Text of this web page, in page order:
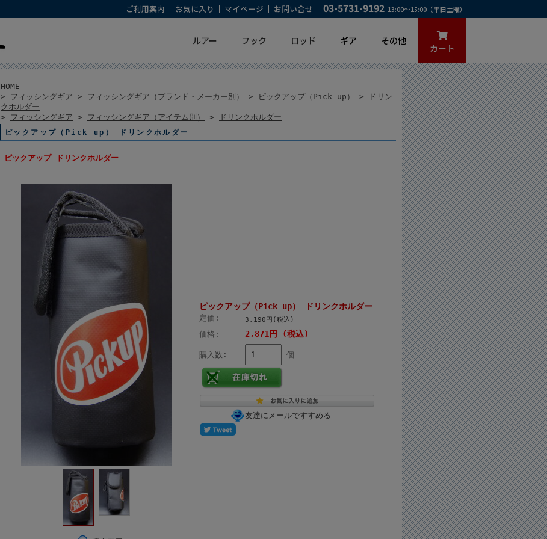
ご利用案内 お気に入り マイページ お問い合せ 03-5731-9192 13:00～15:00（平日土曜）
ルアー フック ロッド ギア その他
カート
HOME
> フィッシングギア > フィッシングギア（ブランド・メーカー別） > ピックアップ（Pick up） >
ドリン
クホルダー
> フィッシングギア > フィッシングギア（アイテム別） > ドリンクホルダー
ピックアップ（Pick up） ドリンクホルダー
ピックアップ ドリンクホルダー
ピックアップ（Pick up） ドリンクホルダー
定価: 3,190円(税込)
価格: 2,871円 (税込)
購入数: 個
友達にメールですすめる